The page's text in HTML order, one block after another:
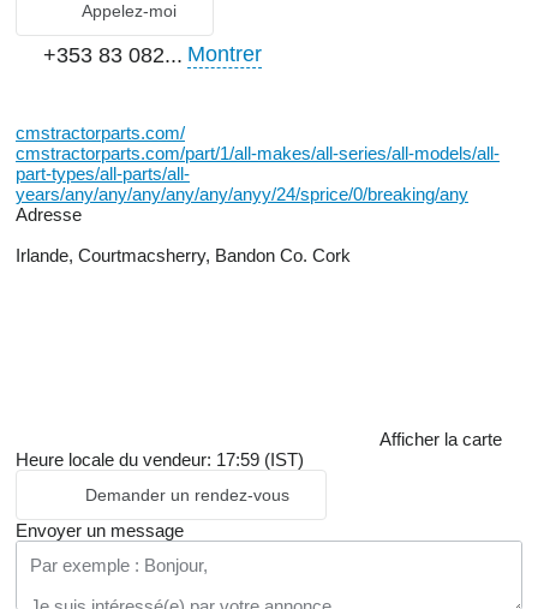
Appelez-moi
+353 83 082... Montrer
cmstractorparts.com/
cmstractorparts.com/part/1/all-makes/all-series/all-models/all-
part-types/all-parts/all-
years/any/any/any/any/any/anyy/24/sprice/0/breaking/any
Adresse
Irlande, Courtmacsherry, Bandon Co. Cork
Afficher la carte
Heure locale du vendeur: 17:59 (IST)
Demander un rendez-vous
Envoyer un message